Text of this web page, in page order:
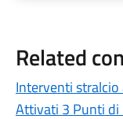
Related
Interventi stralcio
Attivati 3 Punti di